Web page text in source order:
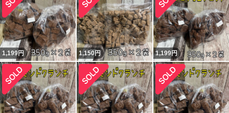
1,199円 1,150円 1,199円